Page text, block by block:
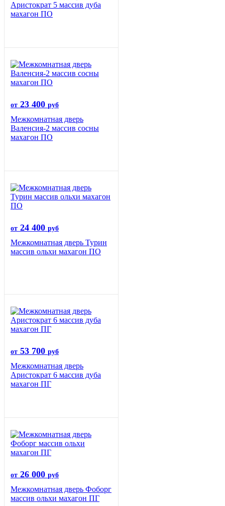
Аристократ 5 массив дуба
махагон ПО
от 23 400 руб
Межкомнатная дверь
Валенсия-2 массив сосны
махагон ПО
от 24 400 руб
Межкомнатная дверь Турин
массив ольхи махагон ПО
от 53 700 руб
Межкомнатная дверь
Аристократ 6 массив дуба
махагон ПГ
от 26 000 руб
Межкомнатная дверь Фоборг
массив ольхи махагон ПГ